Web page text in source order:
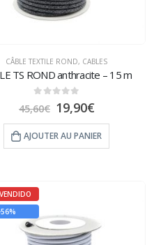
CÂBLE TEXTILE ROND, CABLES
TS ROND anthracite – 15 m
sur 5
45,60€ 19,90€
AJOUTER AU PANIER